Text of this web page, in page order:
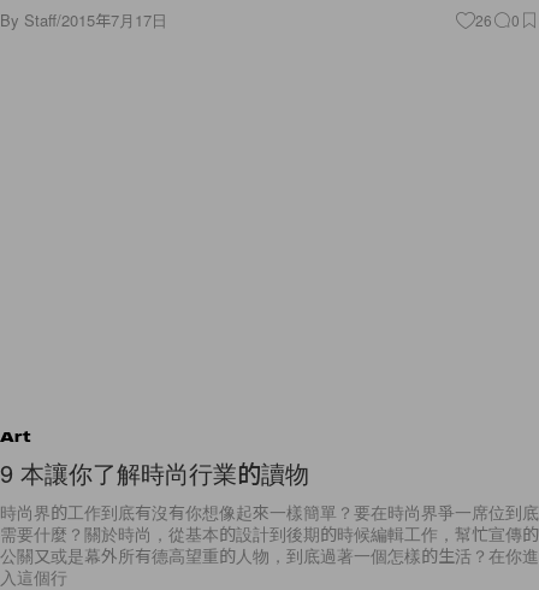
By Staff/2015年7月17日 26 0
Art
9 本讓你了解時尚行業的讀物
時尚界的工作到底有沒有你想像起來一樣簡單？要在時尚界爭一席位到底
需要什麼？關於時尚，從基本的設計到後期的時候編輯工作，幫忙宣傳的
公關又或是幕外所有德高望重的人物，到底過著一個怎樣的生活？在你進
入這個行